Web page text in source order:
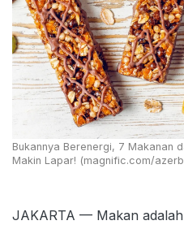
Bukannya Berenergi, 7 Makanan
Makin Lapar! (magnific.com/
JAKARTA — Makan